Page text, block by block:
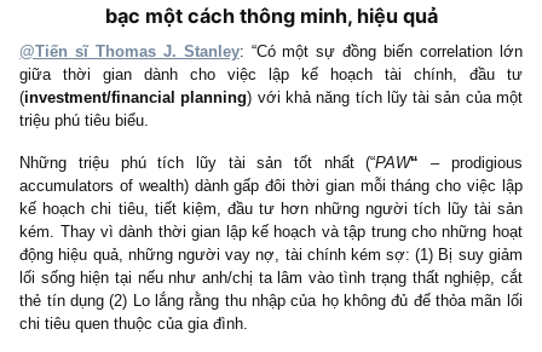
– Có trên 50% số triệu phú chưa bao giờ chi quá 399 USD cho
– Có trên 75% số triệu phú chưa bao giờ chi quá 1000 USD
chiếc đồng hồ.
Và số liệu trên đã bị “skewed” bớt cho tập 14% triệu phú được
tài sản từ ông bà cha mẹ để lại. Thậm chí có thể nói >95% triệu
thân như Johnny Lucas chưa bao giờ chi quá các số tiền
những thứ đồ vật vô dụng trên người, bởi vì anh ta không có
trưng bầy địa vị xã hội hay phải “làm mầu” với bất cứ ai, đặc
doanh nghiệp của anh ta là một doanh nghiệp thầu dịch vụ lao
vệ sinh đòi hỏi sự khiêm tốn, tỉ mỉ, chăm chỉ.